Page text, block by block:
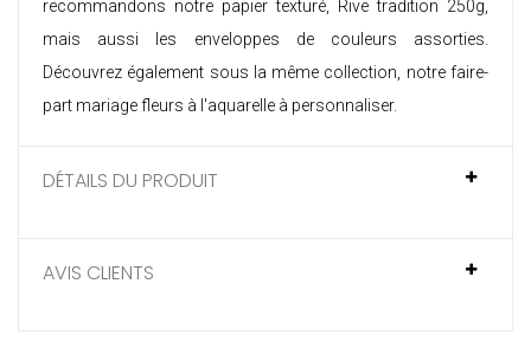
recommandons notre papier texturé, Rive tradition 250g,
mais aussi les enveloppes de couleurs assorties.
Découvrez également sous la même collection, notre faire-
part mariage fleurs à l'aquarelle à personnaliser.
DÉTAILS DU PRODUIT
AVIS CLIENTS